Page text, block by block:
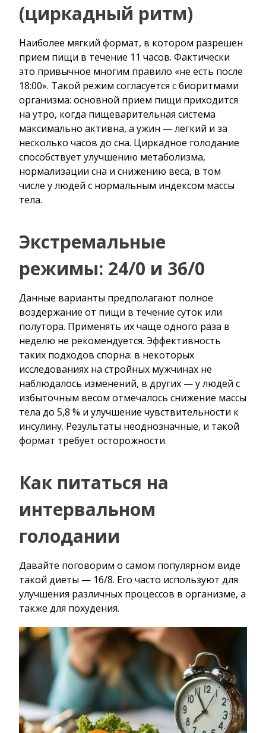
(циркадный ритм)
Наиболее мягкий формат, в котором разрешен
прием пищи в течение 11 часов. Фактически
это привычное многим правило «не есть после
18:00». Такой режим согласуется с биоритмами
организма: основной прием пищи приходится
на утро, когда пищеварительная система
максимально активна, а ужин — легкий и за
несколько часов до сна. Циркадное голодание
способствует улучшению метаболизма,
нормализации сна и снижению веса, в том
числе у людей с нормальным индексом массы
тела.
Экстремальные
режимы: 24/0 и 36/0
Данные варианты предполагают полное
воздержание от пищи в течение суток или
полутора. Применять их чаще одного раза в
неделю не рекомендуется. Эффективность
таких подходов спорна: в некоторых
исследованиях на стройных мужчинах не
наблюдалось изменений, в других — у людей с
избыточным весом отмечалось снижение массы
тела до 5,8 % и улучшение чувствительности к
инсулину. Результаты неоднозначные, и такой
формат требует осторожности.
Как питаться на
интервальном
голодании
Давайте поговорим о самом популярном виде
такой диеты — 16/8. Его часто используют для
улучшения различных процессов в организме, а
также для похудения.